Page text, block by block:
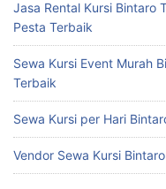
Jasa Rental Kursi Bintaro
Pesta Terbaik
Sewa Kursi Event Murah
Terbaik
Sewa Kursi per Hari
Vendor Sewa Kursi